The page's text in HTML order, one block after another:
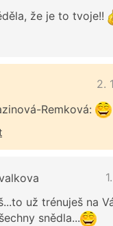
že je to tvoje!!
2.
Remková:
už trénuješ na
snědla...